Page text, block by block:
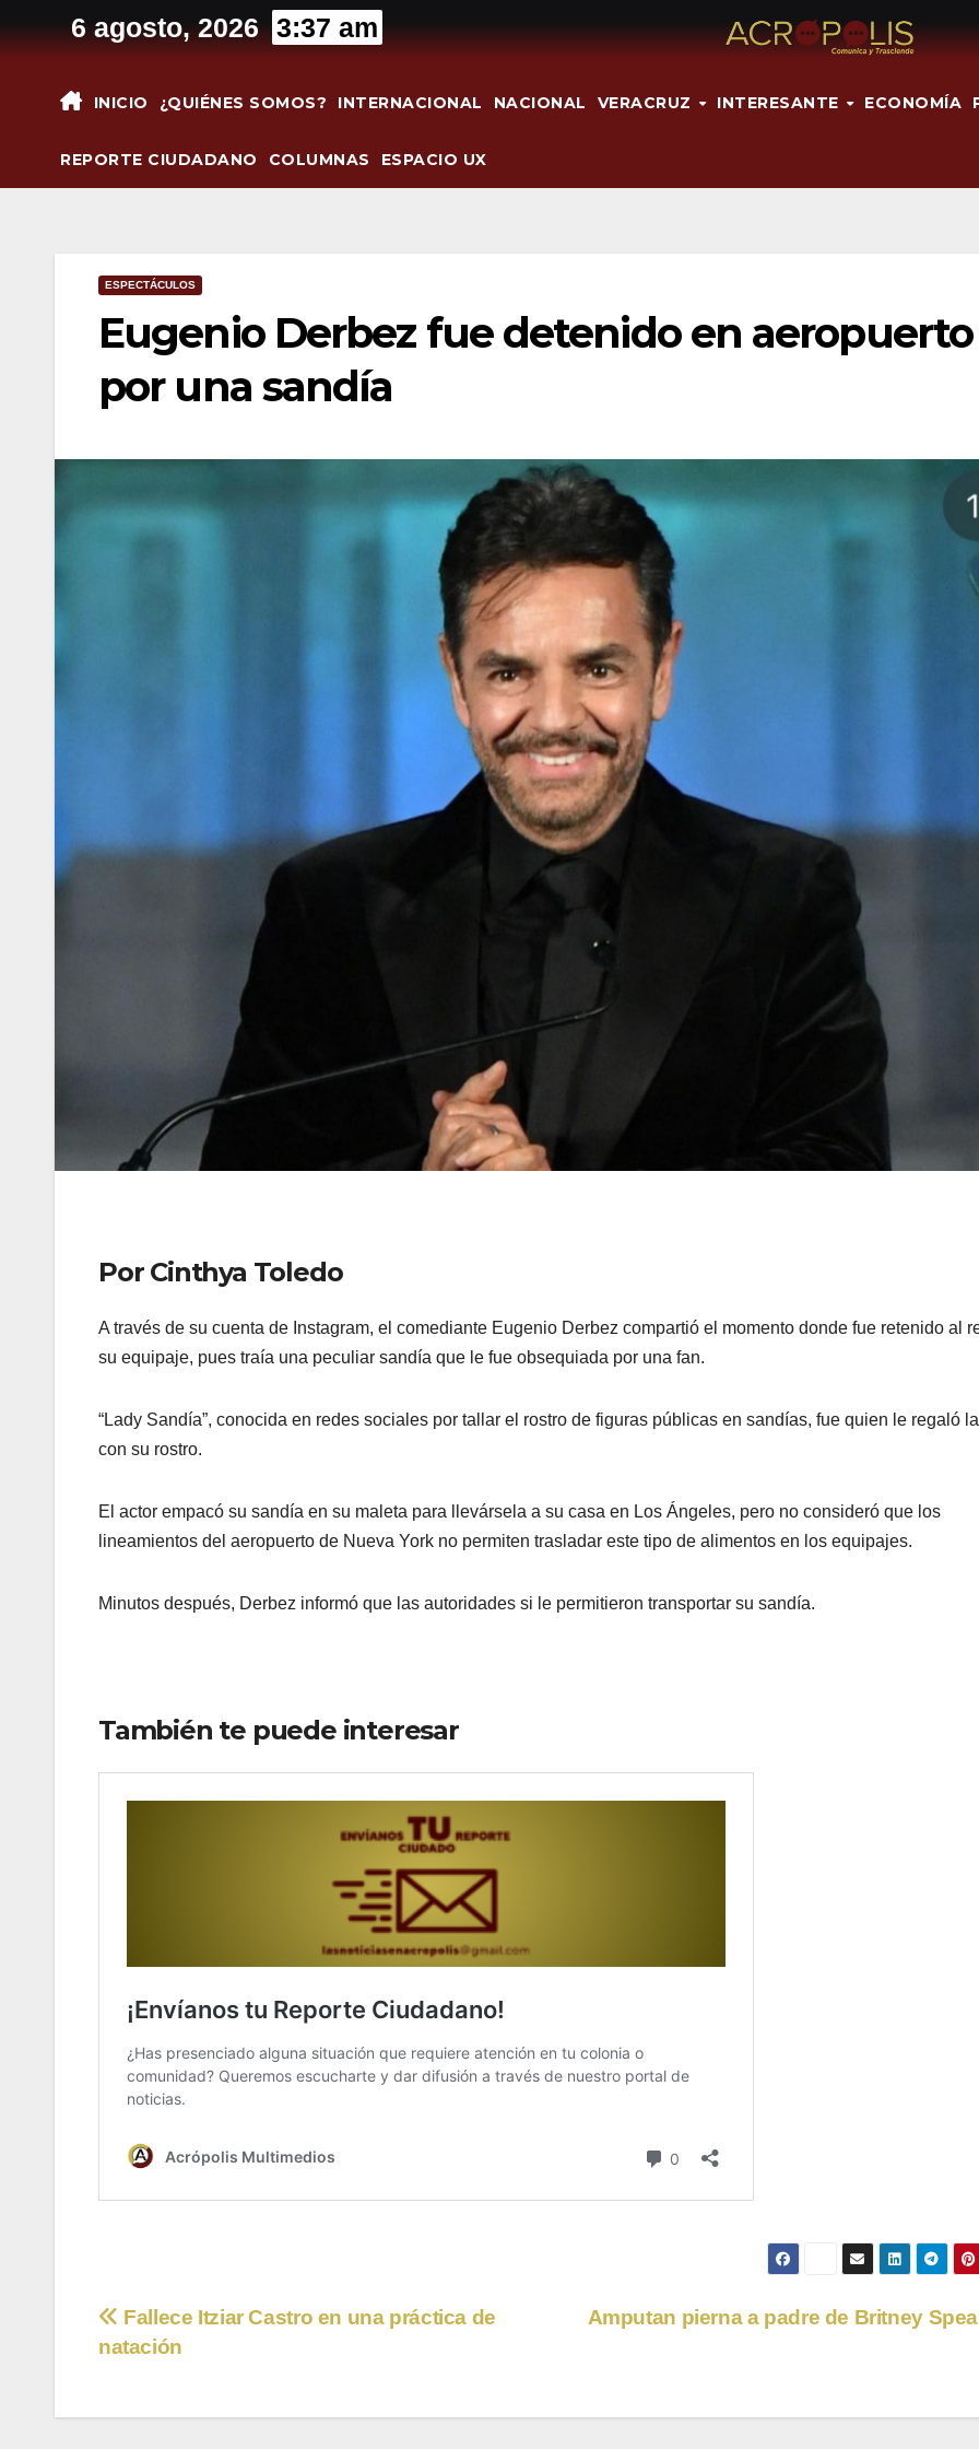
al
6 agosto, 2026 3:37 am
INICIO ¿QUIÉNES SOMOS? INTERNACIONAL NACIONAL VERACRUZ INTERESANTE ECONOMÍA
REPORTE CIUDADANO COLUMNAS ESPACIO UX
ESPECTÁCULOS
Eugenio Derbez fue detenido en aeropuerto
por una sandía
Por Cinthya Toledo
A través de su cuenta de Instagram, el comediante Eugenio Derbez compartió el momento donde fue retenido al
su equipaje, pues traía una peculiar sandía que le fue obsequiada por una fan.
“Lady Sandía”, conocida en redes sociales por tallar el rostro de figuras públicas en sandías, fue quien le regaló
con su rostro.
El actor empacó su sandía en su maleta para llevársela a su casa en Los Ángeles, pero no consideró que los
lineamientos del aeropuerto de Nueva York no permiten trasladar este tipo de alimentos en los equipajes.
Minutos después, Derbez informó que las autoridades si le permitieron transportar su sandía.
También te puede interesar
Navegación
entradas
Amputan pierna a padre de Britney
Fallece Itziar Castro en una práctica de
natación